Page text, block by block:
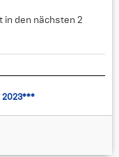
in den nächsten 2
2023***